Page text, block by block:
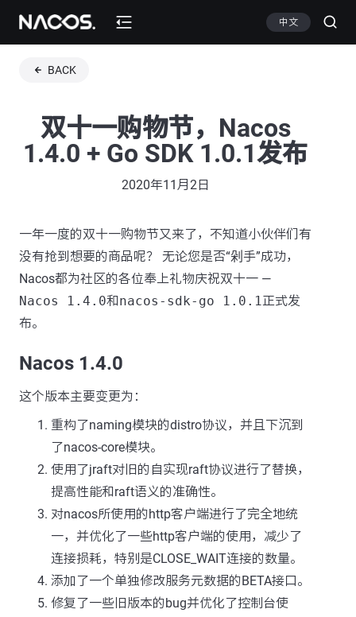
中文
BACK
双十一购物节，Nacos
1.4.0 + Go SDK 1.0.1发布
2020年11月2日
一年一度的双十一购物节又来了，不知道小伙伴们有
没有抢到想要的商品呢？ 无论您是否“剁手”成功，
Nacos都为社区的各位奉上礼物庆祝双十一 —
Nacos 1.4.0和nacos-sdk-go 1.0.1正式发
布。
Nacos 1.4.0
这个版本主要变更为：
重构了naming模块的distro协议，并且下沉到
了nacos-core模块。
使用了jraft对旧的自实现raft协议进行了替换，
提高性能和raft语义的准确性。
对nacos所使用的http客户端进行了完全地统
一，并优化了一些http客户端的使用，减少了
连接损耗，特别是CLOSE_WAIT连接的数量。
添加了一个单独修改服务元数据的BETA接口。
修复了一些旧版本的bug并优化了控制台使